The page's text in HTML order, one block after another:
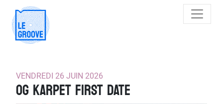
Main Navigation
VENDREDI 26 JUIN 2026
OG KARPET FIRST DATE